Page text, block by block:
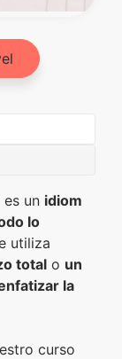
es un idiom
lo
utiliza
total o un
la
curso